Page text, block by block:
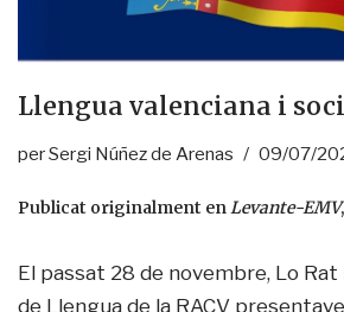
Llengua valenciana i
perSergi Núñez de Arenas 09/07/
Publicat originalment enLevante-EMV
El passat 28 de novembre, Lo Rat
de Llengua de la RACV